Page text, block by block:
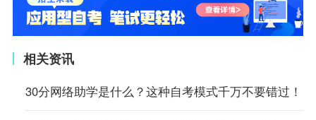
相关资讯
30分网络助学是什么？这种自考模式千万不要错过！